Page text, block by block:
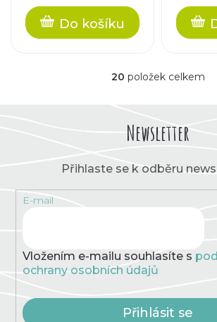
Do košíku
O
d
c
í
p
v
ý
i
s
20 položek celkem
Newsletter
Přihlaste se k odběru
E-mail
Vložením e-mailu souhlasíte s
ochrany osobních údajů
Přihlásit se